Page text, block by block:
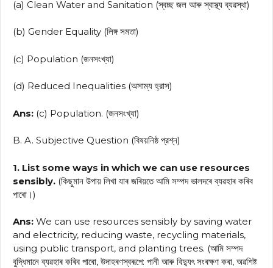
(a) Clean Water and Sanitation (স্বচ্ছ জল আৰু স্বাস্থ্য ব্যৱস্থা)
(b) Gender Equality (লিঙ্গ সমতা)
(c) Population (জনসংখ্যা)
(d) Reduced Inequalities (অসাম্য হ্রাস)
Ans: (c) Population. (জনসংখ্যা)
B. A. Subjective Question (বিষয়নিষ্ঠ প্রশ্ন)
1. List some ways in which we can use resources
sensibly. (কিছুমান উপায় লিখা যাৰ জৰিয়তে আমি সম্পদ ভালদৰে ব্যৱহাৰ কৰিব
পাৰো।)
Ans: We can use resources sensibly by saving water
and electricity, reducing waste, recycling materials,
using public transport, and planting trees. (আমি সম্পদ
বুদ্ধিমানে ব্যৱহাৰ কৰিব পাৰো, উদাহৰণস্বৰূপে: পানী আৰু বিদ্যুৎ সংৰক্ষণ কৰা, অৱশিষ্ট